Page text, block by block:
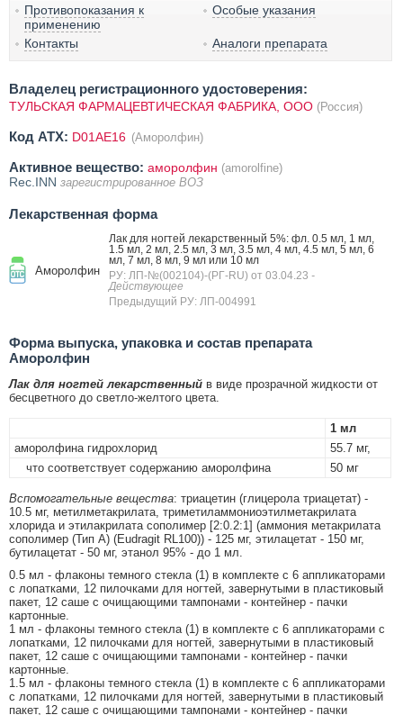
Противопоказания к
применению
Особые указания
Контакты Аналоги препарата
Владелец регистрационного удостоверения:
ТУЛЬСКАЯ ФАРМАЦЕВТИЧЕСКАЯ ФАБРИКА, ООО (Россия)
Код ATX: D01AE16 (Аморолфин)
Активное вещество: аморолфин (amorolfine)
Rec.INN зарегистрированное ВОЗ
Лекарственная форма
Аморолфин
Лак для ногтей лекарственный 5%: фл. 0.5 мл, 1 мл,
1.5 мл, 2 мл, 2.5 мл, 3 мл, 3.5 мл, 4 мл, 4.5 мл, 5 мл, 6
мл, 7 мл, 8 мл, 9 мл или 10 мл
РУ: ЛП-№(002104)-(РГ-RU) от 03.04.23 -
Действующее
Предыдущий РУ: ЛП-004991
Форма выпуска, упаковка и состав препарата
Аморолфин
Лак для ногтей лекарственный в виде прозрачной жидкости от
бесцветного до светло-желтого цвета.
1 мл
аморолфина гидрохлорид
55.7 мг,
что соответствует содержанию аморолфина
50 мг
Вспомогательные вещества: триацетин (глицерола триацетат) -
10.5 мг, метилметакрилата, триметиламмониоэтилметакрилата
хлорида и этилакрилата сополимер [2:0.2:1] (аммония метакрилата
сополимер (Тип A) (Eudragit RL100)) - 125 мг, этилацетат - 150 мг,
бутилацетат - 50 мг, этанол 95% - до 1 мл.
0.5 мл - флаконы темного стекла (1) в комплекте с 6 аппликаторами
с лопатками, 12 пилочками для ногтей, завернутыми в пластиковый
пакет, 12 саше с очищающими тампонами - контейнер - пачки
картонные.
1 мл - флаконы темного стекла (1) в комплекте с 6 аппликаторами с
лопатками, 12 пилочками для ногтей, завернутыми в пластиковый
пакет, 12 саше с очищающими тампонами - контейнер - пачки
картонные.
1.5 мл - флаконы темного стекла (1) в комплекте с 6 аппликаторами
с лопатками, 12 пилочками для ногтей, завернутыми в пластиковый
пакет, 12 саше с очищающими тампонами - контейнер - пачки